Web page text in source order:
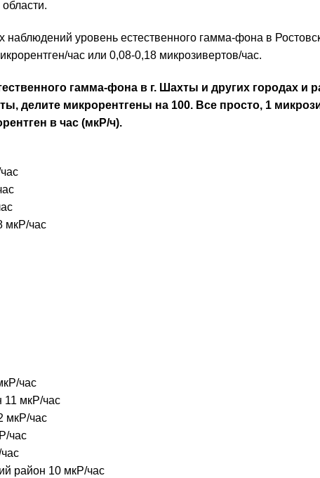
наблюдений уровень естественного гамма-фона в
час или 0,08-0,18 микрозивертов/час.
гамма-фона в г. Шахты и других городах и
делите микрорентгены на 100. Все просто, 1
в час (мкР/ч).
мкР/час
час
11 мкР/час
мкР/час
час
район 10 мкР/час